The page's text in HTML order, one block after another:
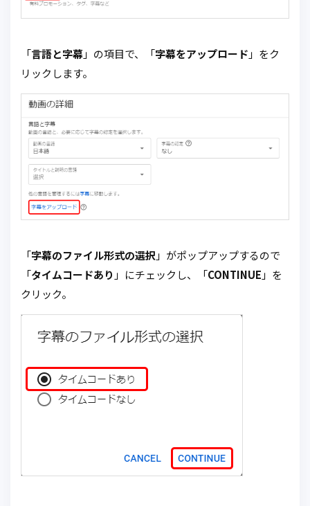
「言語と字幕」の項目で、「字幕をアップロード 」をク
リックします。
「字幕のファイル形式の選択 」がポップアップするので
「タイムコードあり 」にチェックし、「CONTINUE 」を
クリック。